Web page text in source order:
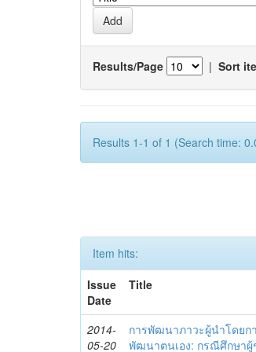
Results/Page | Sort
Results 1-1 of 1 (Search time:
Item hits:
Issue
Date
Title
2014-
05-20
การพัฒนาภาวะผู้นำโดยก
พัฒนาตนเอง: กรณีศึกษาผู้